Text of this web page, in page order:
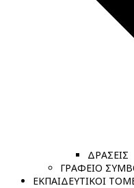
ΔΡΑΣΕΙΣ
ΓΡΑΦΕΙΟ
ΕΚΠΑΙΔΕΥΤΙΚΟΙ